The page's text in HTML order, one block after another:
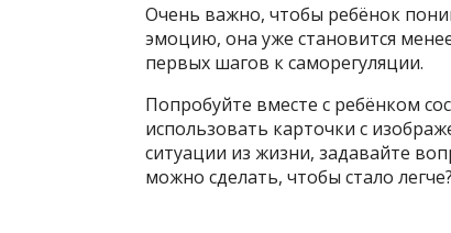
Очень важно, чтобы ребёнок
эмоцию, она уже становится
первых шагов к саморегуляции.
Попробуйте вместе с ребёнком
использовать карточки с
ситуации из жизни, задавайте
можно сделать, чтобы стало